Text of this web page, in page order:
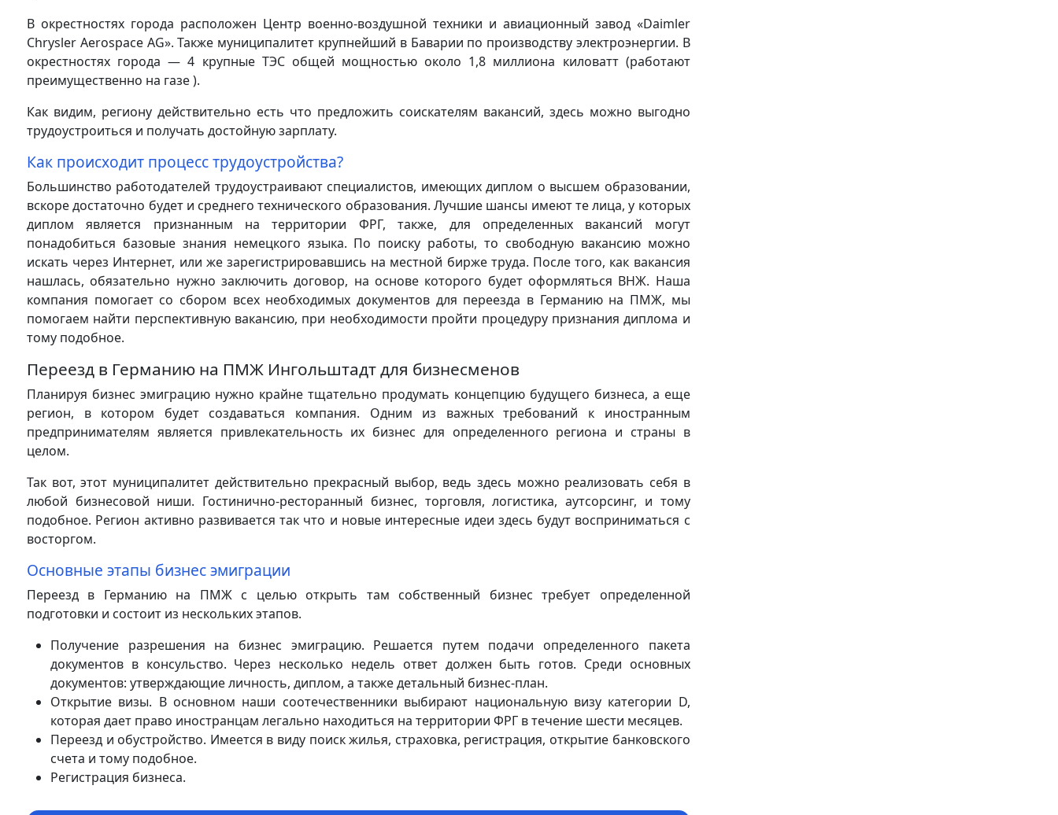
В окрестностях города расположен Центр военно-воздушной техники и авиационный завод «Daimler
Chrysler Aerospace AG». Также муниципалитет крупнейший в Баварии по производству электроэнергии. В
окрестностях города — 4 крупные ТЭС общей мощностью около 1,8 миллиона киловатт (работают
преимущественно на газе ).
Как видим, региону действительно есть что предложить соискателям вакансий, здесь можно выгодно
трудоустроиться и получать достойную зарплату.
Как происходит процесс трудоустройства?
Большинство работодателей трудоустраивают специалистов, имеющих диплом о высшем образовании,
вскоре достаточно будет и среднего технического образования. Лучшие шансы имеют те лица, у которых
диплом является признанным на территории ФРГ, также, для определенных вакансий могут
понадобиться базовые знания немецкого языка. По поиску работы, то свободную вакансию можно
искать через Интернет, или же зарегистрировавшись на местной бирже труда. После того, как вакансия
нашлась, обязательно нужно заключить договор, на основе которого будет оформляться ВНЖ. Наша
компания помогает со сбором всех необходимых документов для переезда в Германию на ПМЖ, мы
помогаем найти перспективную вакансию, при необходимости пройти процедуру признания диплома и
тому подобное.
Переезд в Германию на ПМЖ Ингольштадт для бизнесменов
Планируя бизнес эмиграцию нужно крайне тщательно продумать концепцию будущего бизнеса, а еще
регион, в котором будет создаваться компания. Одним из важных требований к иностранным
предпринимателям является привлекательность их бизнес для определенного региона и страны в
целом.
Так вот, этот муниципалитет действительно прекрасный выбор, ведь здесь можно реализовать себя в
любой бизнесовой ниши. Гостинично-ресторанный бизнес, торговля, логистика, аутсорсинг, и тому
подобное. Регион активно развивается так что и новые интересные идеи здесь будут восприниматься с
восторгом.
Основные этапы бизнес эмиграции
Переезд в Германию на ПМЖ с целью открыть там собственный бизнес требует определенной
подготовки и состоит из нескольких этапов.
Получение разрешения на бизнес эмиграцию. Решается путем подачи определенного пакета
документов в консульство. Через несколько недель ответ должен быть готов. Среди основных
документов: утверждающие личность, диплом, а также детальный бизнес-план.
Открытие визы. В основном наши соотечественники выбирают национальную визу категории D,
которая дает право иностранцам легально находиться на территории ФРГ в течение шести месяцев.
Переезд и обустройство. Имеется в виду поиск жилья, страховка, регистрация, открытие банковского
счета и тому подобное.
Регистрация бизнеса.